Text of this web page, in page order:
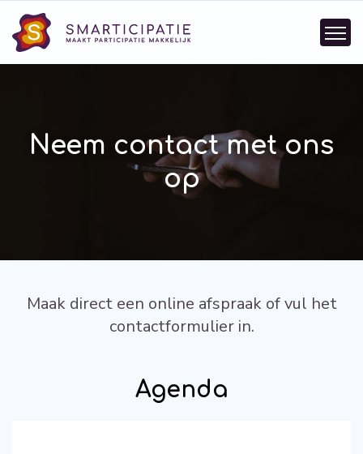
Neem contact met ons
op
Maak direct een online afspraak of vul het
contactformulier in.
Agenda